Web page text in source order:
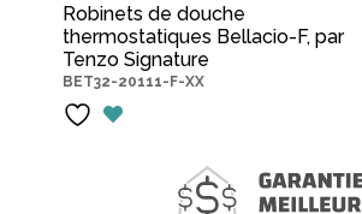
Robinets de douche
thermostatiques Bellacio-F, par
Tenzo Signature
BET32-20111-F-XX